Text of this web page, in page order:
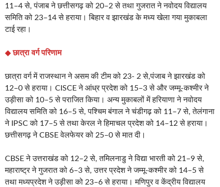
11–4 से, पंजाब ने छत्तीसगढ़ को 20–2 से तथा गुजरात ने नवोदय विद्यालय
समिति को 23–14 से हराया। बिहार व झारखंड के मध्य खेला गया मुकाबला
टाई रहा।
◆छात्रा वर्ग परिणाम
छात्रा वर्ग में राजस्थान ने असम की टीम को 23- 2 से,पंजाब ने झारखंड को
12–0 से हराया। CISCE ने आंध्र प्रदेश को 15–3 से और जम्मू-कश्मीर ने
उड़ीसा को 10–5 से पराजित किया। अन्य मुकाबलों में हरियाणा ने नवोदय
विद्यालय समिति को 16–5 से, पश्चिम बंगाल ने चंडीगढ़ को 11–7 से, तेलंगाना
ने IPSC को 17–5 से तथा केरल ने हिमाचल प्रदेश को 14–12 से हराया।
छत्तीसगढ़ ने CBSE वेलफेयर को 25–0 से मात दी।
CBSE ने उत्तराखंड को 12–2 से, तमिलनाडु ने विद्या भारती को 21–9 से,
महाराष्ट्र ने गुजरात को 6–3 से, उत्तर प्रदेश ने जम्मू-कश्मीर को 14–5 से
तथा मध्यप्रदेश ने उड़ीसा को 23–6 से हराया। मणिपुर व केंद्रीय विद्यालय